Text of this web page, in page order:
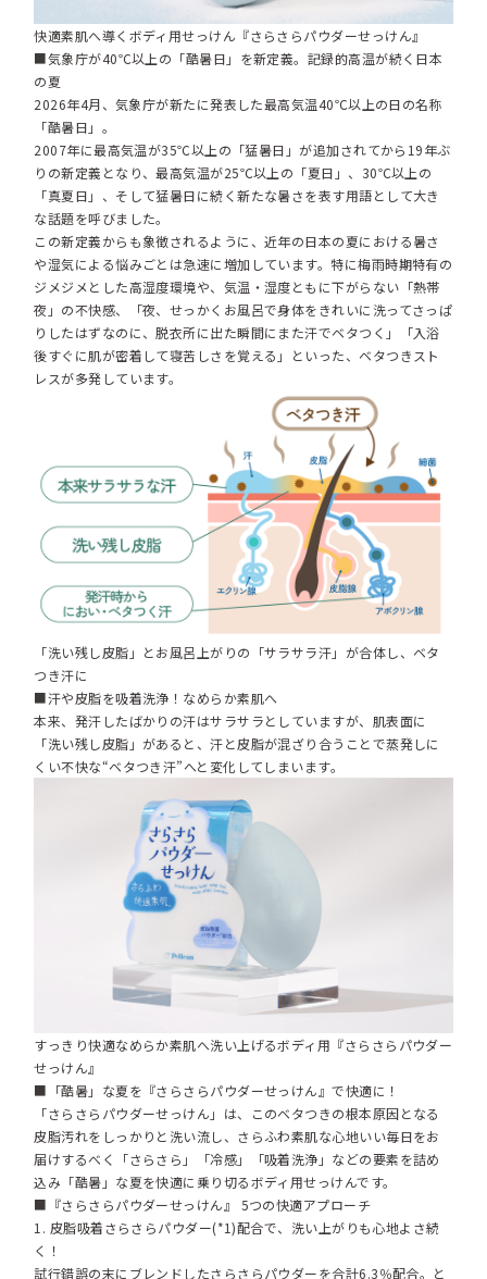
快適素肌へ導くボディ用せっけん『さらさらパウダーせっけん』
■気象庁が40℃以上の「酷暑日」を新定義。記録的高温が続く日本
の夏
2026年4月、気象庁が新たに発表した最高気温40℃以上の日の名称
「酷暑日」。
2007年に最高気温が35℃以上の「猛暑日」が追加されてから19年ぶ
りの新定義となり、最高気温が25℃以上の「夏日」、30℃以上の
「真夏日」、そして猛暑日に続く新たな暑さを表す用語として大き
な話題を呼びました。
この新定義からも象徴されるように、近年の日本の夏における暑さ
や湿気による悩みごとは急速に増加しています。特に梅雨時期特有の
ジメジメとした高湿度環境や、気温・湿度ともに下がらない「熱帯
夜」の不快感、「夜、せっかくお風呂で身体をきれいに洗ってさっぱ
りしたはずなのに、脱衣所に出た瞬間にまた汗でベタつく」「入浴
後すぐに肌が密着して寝苦しさを覚える」といった、ベタつきスト
レスが多発しています。
「洗い残し皮脂」とお風呂上がりの「サラサラ汗」が合体し、ベタ
つき汗に
■汗や皮脂を吸着洗浄！なめらか素肌へ
本来、発汗したばかりの汗はサラサラとしていますが、肌表面に
「洗い残し皮脂」があると、汗と皮脂が混ざり合うことで蒸発しに
くい不快な“ベタつき汗”へと変化してしまいます。
すっきり快適なめらか素肌へ洗い上げるボディ用『さらさらパウダー
せっけん』
■「酷暑」な夏を『さらさらパウダーせっけん』で快適に！
「さらさらパウダーせっけん」は、このベタつきの根本原因となる
皮脂汚れをしっかりと洗い流し、さらふわ素肌な心地いい毎日をお
届けするべく「さらさら」「冷感」「吸着洗浄」などの要素を詰め
込み「酷暑」な夏を快適に乗り切るボディ用せっけんです。
■『さらさらパウダーせっけん』 5つの快適アプローチ
1. 皮脂吸着さらさらパウダー(*1)配合で、洗い上がりも心地よさ続
く！
試行錯誤の末にブレンドしたさらさらパウダーを合計6.3％配合。と